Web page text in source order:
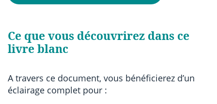
Ce que vous découvrirez dans ce
livre blanc
A travers ce document, vous bénéficierez d’un
éclairage complet pour :